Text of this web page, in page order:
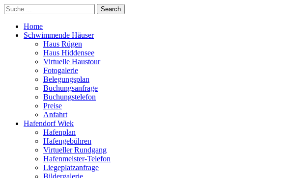
Home
Schwimmende Häuser
Haus Rügen
Haus Hiddensee
Virtuelle Haustour
Fotogalerie
Belegungsplan
Buchungsanfrage
Buchungstelefon
Preise
Anfahrt
Hafendorf Wiek
Hafenplan
Hafengebühren
Virtueller Rundgang
Hafenmeister-Telefon
Liegeplatzanfrage
Bildergalerie